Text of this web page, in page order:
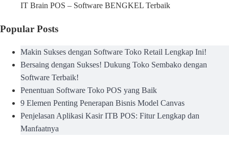
IT Brain POS – Software BENGKEL Terbaik
Popular Posts
Makin Sukses dengan Software Toko Retail Lengkap Ini!
Bersaing dengan Sukses! Dukung Toko Sembako dengan
Software Terbaik!
Penentuan Software Toko POS yang Baik
9 Elemen Penting Penerapan Bisnis Model Canvas
Penjelasan Aplikasi Kasir ITB POS: Fitur Lengkap dan
Manfaatnya